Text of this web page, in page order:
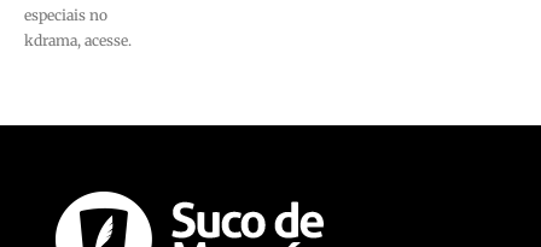
especiais no
kdrama, acesse.